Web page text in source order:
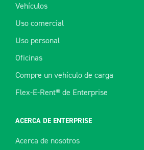
Vehículos
Uso comercial
Uso personal
Oficinas
Compre un vehículo de carga
Flex-E-Rent® de Enterprise
ACERCA DE ENTERPRISE
Acerca de nosotros